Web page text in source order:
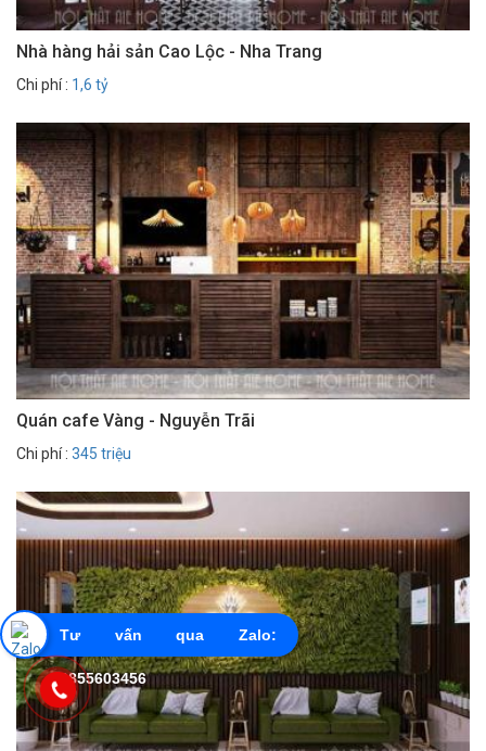
Nhà hàng hải sản Cao Lộc - Nha Trang
Chi phí : 1,6 tỷ
Quán cafe Vàng - Nguyễn Trãi
Chi phí : 345 triệu
Tư vấn qua Zalo:
0855603456